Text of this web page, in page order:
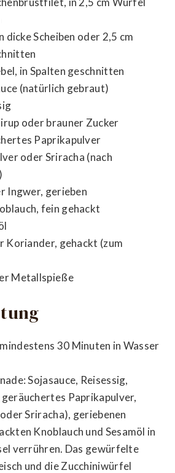
dicke Scheiben oder 2,5 cm
in Spalten geschnitten
(natürlich gebraut)
oder brauner Zucker
Paprikapulver
oder Sriracha (nach
Ingwer, gerieben
fein gehackt
Koriander, gehackt (zum
Metallspieße
30 Minuten in Wasser
Sojasauce, Reisessig,
Paprikapulver,
Sriracha), geriebenen
Knoblauch und Sesamöl in
verrühren. Das gewürfelte
und die Zucchiniwürfel